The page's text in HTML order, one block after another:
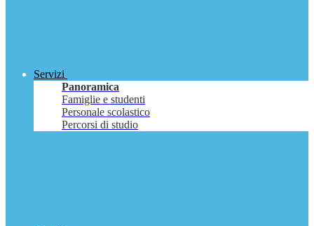
Servizi
Panoramica
Famiglie e studenti
Personale scolastico
Percorsi di studio